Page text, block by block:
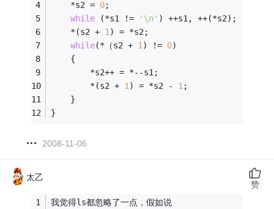
    *s2 =
0;
while (*s1 != '\n' ) ++s1, ++(*s2);
    *(s2 +
1 ) = *s2;
while(*（s2 + 1 ) != 0)
    {
        *s2++ = *--s1;
        *(s2 +
1 ) = *s2 - 1 ;
    }
}
2008-11-06
太乙
我觉得ls都忽略了一点，假如说
赞